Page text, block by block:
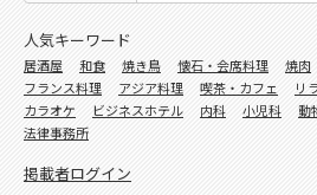
人気キーワード
居酒屋 和食 焼き鳥 懐石・会席料理 焼肉
フランス料理
アジア料理 喫茶・カフェ リ
カラオケ
ビジネスホテル 内科 小児科 動
法律事務所
掲載者ログイン